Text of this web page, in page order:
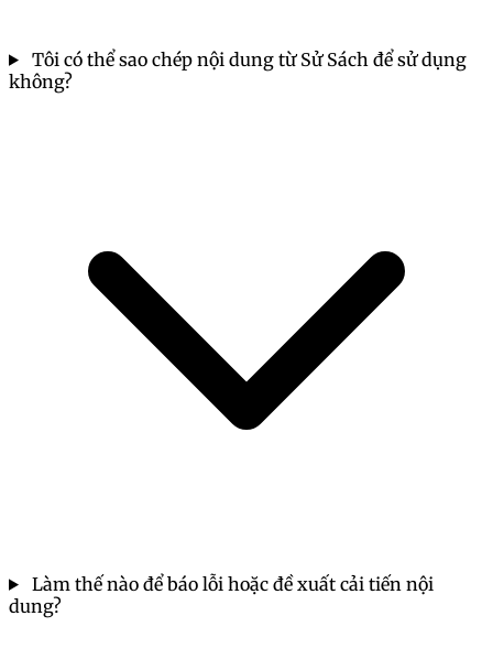
Tôi có thể sao chép nội dung từ Sử Sách để sử dụng
không?
Làm thế nào để báo lỗi hoặc đề xuất cải tiến nội
dung?